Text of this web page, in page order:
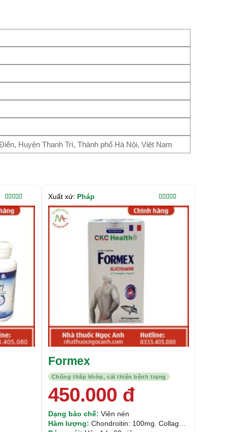
Huyện Thanh Trì, Thành phố Hà Nội, Việt Nam
Được xếp
hạng5.00
sao
Chống thấp khớp, cải thiện bệnh trạng
Formex
Được xếp
hạng5.00
sao
450.000 đ
Dạng bào chế: Viên nén
Hàm lượng: Chondroitin: 100mg. Collagen
Xuất xứ: Pháp